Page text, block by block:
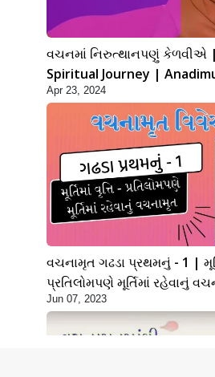
વચનમાં નિરુત્થાનપણું કેળવીએ |
Spiritual Journey |
Apr 23, 2024
વચનામૃત ગઢડા પ્રથમનું - 1 |
પ્રતિલોમપણે મૂર્તિમાં રહેવાનું
Jun 07, 2023